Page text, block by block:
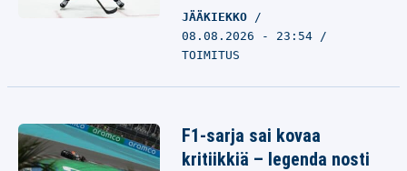
JÄÄKIEKKO
08.08.2026 - 23:54
TOIMITUS
F1-sarja sai kovaa
kritiikkiä – legenda nosti